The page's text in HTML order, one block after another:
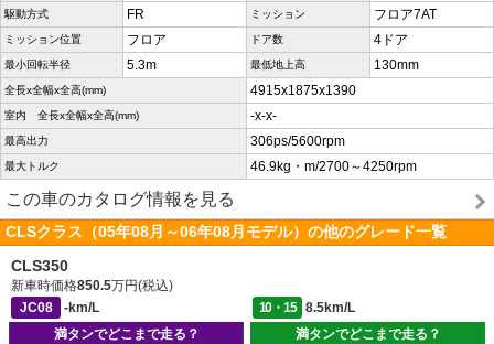
駆動方式 FR ミッション フロア7AT
ミッション位置 フロア ドア数 4ドア
最小回転半径 5.3m 最低地上高 130mm
全長x全幅x全高(mm) 4915x1875x1390
室内 全長x全幅x全高(mm) -x-x-
最高出力 306ps/5600rpm
最大トルク 46.9kg・m/2700～4250rpm
この車のカタログ情報を見る
CLSクラス（05年08月～06年08月モデル）の他のグレード一覧
CLS350
新車時価格850.5万円(税込)
JC08
-km/L 10・15
8.5km/L
満タンでどこまで走る？
満タンでどこまで走る？